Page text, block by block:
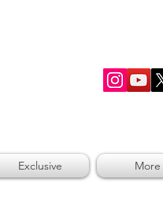
Exclusive More